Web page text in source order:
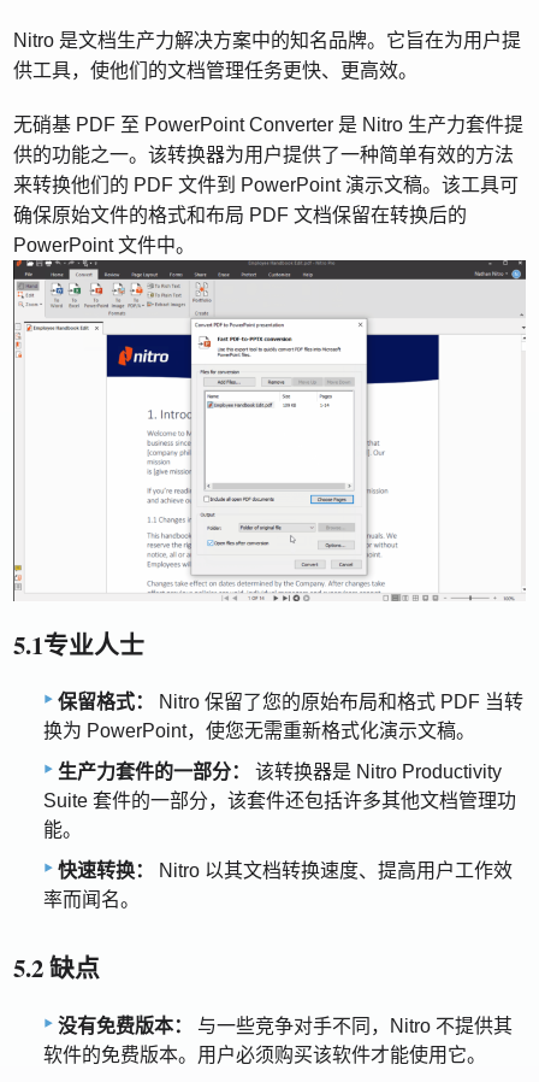
Nitro 是文档生产力解决方案中的知名品牌。它旨在为用户提
供工具，使他们的文档管理任务更快、更高效。
无硝基 PDF 至 PowerPoint Converter 是 Nitro 生产力套件提
供的功能之一。该转换器为用户提供了一种简单有效的方法
来转换他们的 PDF 文件到 PowerPoint 演示文稿。该工具可
确保原始文件的格式和布局 PDF 文档保留在转换后的
PowerPoint 文件中。
5.1专业人士
保留格式：
Nitro 保留了您的原始布局和格式 PDF 当转
换为 PowerPoint，使您无需重新格式化演示文稿。
生产力套件的一部分：
该转换器是 Nitro Productivity
Suite 套件的一部分，该套件还包括许多其他文档管理功
能。
快速转换：
Nitro 以其文档转换速度、提高用户工作效
率而闻名。
5.2 缺点
没有免费版本：
与一些竞争对手不同，Nitro 不提供其
软件的免费版本。用户必须购买该软件才能使用它。